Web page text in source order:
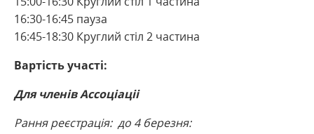
16:30-16:45 пауза
16:45-18:30 Круглий стіл 2 частина
Вартість участі:
Для членів Ассоціаціі
Рання реєстрація: до 4 березня: